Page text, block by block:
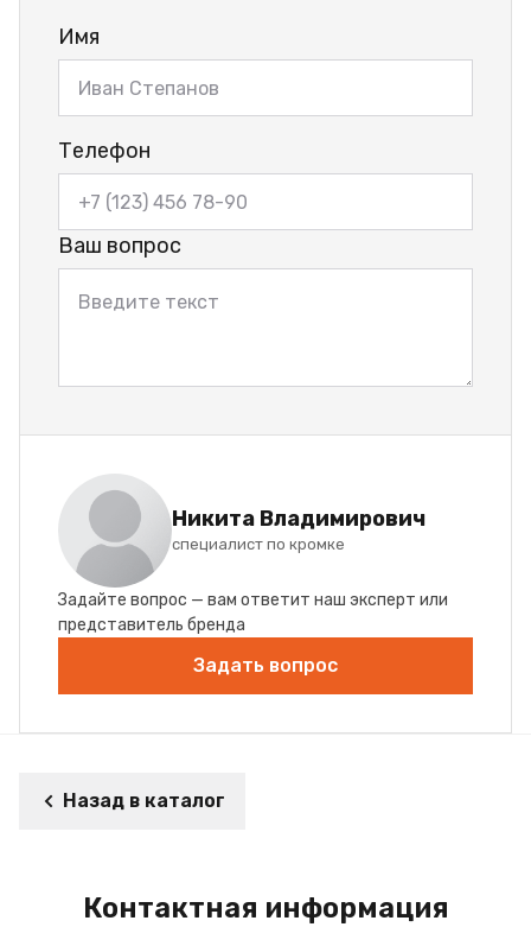
Имя
Телефон
Ваш вопрос
Никита Владимирович
специалист по кромке
Задайте вопрос — вам ответит наш эксперт или
представитель бренда
Задать вопрос
Назад в каталог
Контактная информация